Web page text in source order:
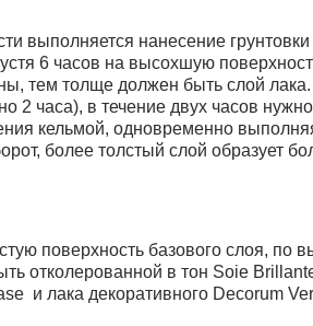
для штукатурки
для металла
для древесины
выполняется нанесение
6 часов на высохшую
тем толще должен быть слой
2 часа), в течение двух часов
кельмой, одновременно
более толстый слой образует
поверхность базового слоя, по
отколерованной в тон Soie
и лака декоративного Decorum